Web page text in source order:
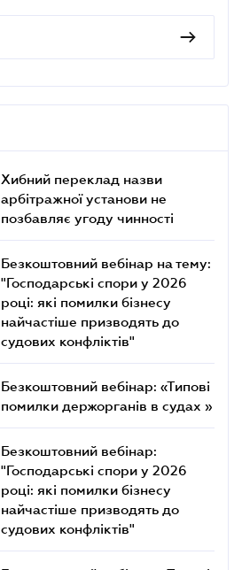
Хибний переклад назви
арбітражної установи не
позбавляє угоду чинності
Безкоштовний вебінар на тему:
"Господарські спори у 2026
році: які помилки бізнесу
найчастіше призводять до
судових конфліктів"
Безкоштовний вебінар: «Типові
помилки держорганів в судах »
Безкоштовний вебінар:
"Господарські спори у 2026
році: які помилки бізнесу
найчастіше призводять до
судових конфліктів"